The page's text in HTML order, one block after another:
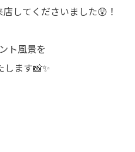
してくださいました😲！
ト風景を
します📸✨